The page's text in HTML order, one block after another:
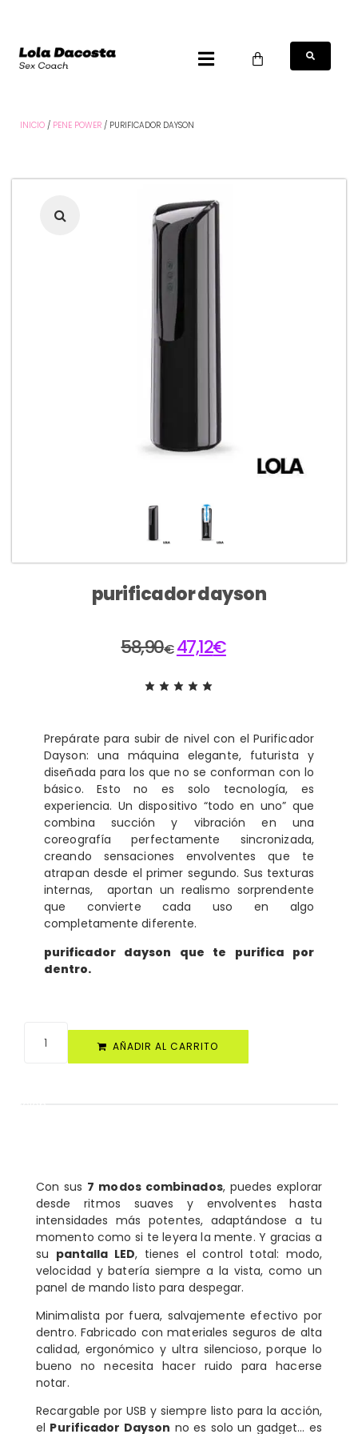
INICIO / PENE POWER / PURIFICADOR DAYSON
purificador dayson
58,90€47,12€
Prepárate para subir de nivel con el Purificador
Dayson: una máquina elegante, futurista y
diseñada para los que no se conforman con lo
básico. Esto no es solo tecnología, es
experiencia. Un dispositivo “todo en uno” que
combina succión y vibración en una
coreografía perfectamente sincronizada,
creando sensaciones envolventes que te
atrapan desde el primer segundo. Sus texturas
internas, aportan un realismo sorprendente
que convierte cada uso en algo
completamente diferente.
purificador dayson que te purifica por
dentro.
AÑADIR AL CARRITO
Con sus 7 modos combinados, puedes explorar
desde ritmos suaves y envolventes hasta
intensidades más potentes, adaptándose a tu
momento como si te leyera la mente. Y gracias a
su pantalla LED, tienes el control total: modo,
velocidad y batería siempre a la vista, como un
panel de mando listo para despegar.
Minimalista por fuera, salvajemente efectivo por
dentro. Fabricado con materiales seguros de alta
calidad, ergonómico y ultra silencioso, porque lo
bueno no necesita hacer ruido para hacerse
notar.
Recargable por USB y siempre listo para la acción,
el Purificador Dayson no es solo un gadget… es